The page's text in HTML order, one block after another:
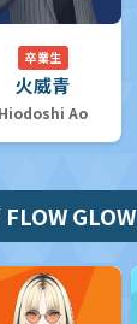
卒業生
火威青
Hiodoshi Ao
GLOW